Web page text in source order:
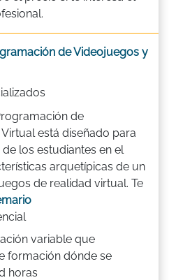
de Videojuegos y
de
está diseñado para
los estudiantes en el
arquetípicas de un
de realidad virtual. Te
variable que
formación dónde se
horas